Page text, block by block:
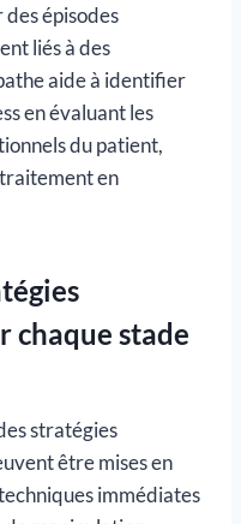
épisodes
liés à des
aide à identifier
en évaluant les
du patient,
en
chaque stade
stratégies
être mises en
immédiates